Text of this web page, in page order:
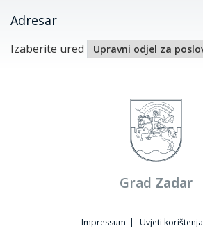
Adresar
Izaberite ured
Grad Zadar
Impressum | Uvjeti korištenja